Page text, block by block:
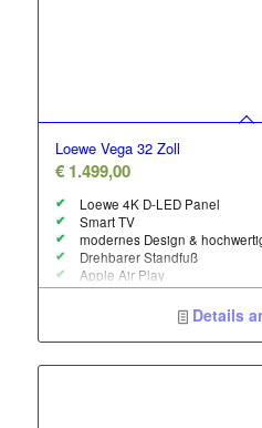
Loewe Vega 32 Zoll
€1.499,00
Loewe 4K D-LED Panel
Smart TV
modernes Design &
Drehbarer Standfuß
Apple Air Play
60 Watt Soundbar
Maße mit Standfuß B x H x T
Details